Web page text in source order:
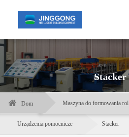
Stacker
Dom Maszyna do formowania rol
Urządzenia pomocnicze Stacker